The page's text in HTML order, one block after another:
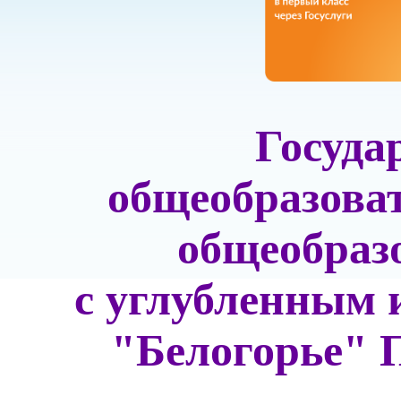
с углубленным
"Белогорье"